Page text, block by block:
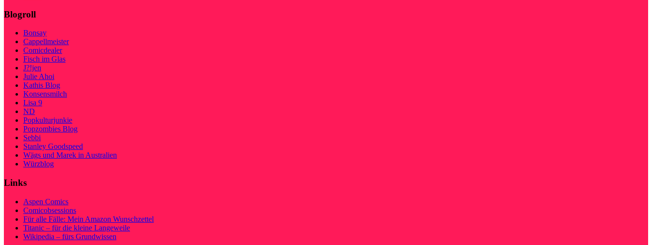
Blogroll
Bonsay
Cappellmeister
Comicdealer
Fisch im Glas
J?!jen
Julie Ahoi
Kathis Blog
Konsensmilch
Lisa 9
ND
Popkulturjunkie
Popzombies Blog
Sebbi
Stanley Goodspeed
Wägs und Marek in Australien
Würzblog
Links
Aspen Comics
Comicobsessions
Für alle Fälle: Mein Amazon Wunschzettel
Titanic – für die kleine Langeweile
Wikipedia – fürs Grundwissen